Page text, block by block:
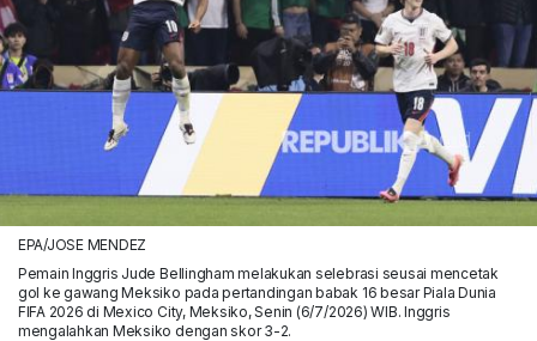
EPA/JOSE MENDEZ
Pemain Inggris Jude Bellingham melakukan selebrasi seusai mencetak
gol ke gawang Meksiko pada pertandingan babak 16 besar Piala Dunia
FIFA 2026 di Mexico City, Meksiko, Senin (6/7/2026) WIB. Inggris
mengalahkan Meksiko dengan skor 3-2.